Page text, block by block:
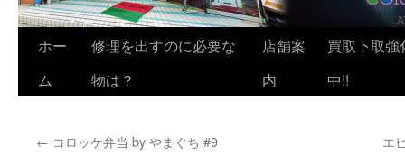
ホー
ム
修理を出すのに必要な
物は？
店舗案
内
買取下取強
中!!
← コロッケ弁当 by やまぐち #9 エ